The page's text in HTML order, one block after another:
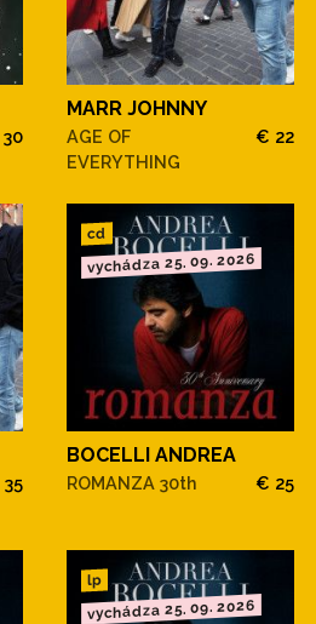
MARR JOHNNY
AGE OF
EVERYTHING
€ 22
cd
vychádza 25. 09. 2026
BOCELLI ANDREA
ROMANZA 30th € 25
lp
vychádza 25. 09. 2026